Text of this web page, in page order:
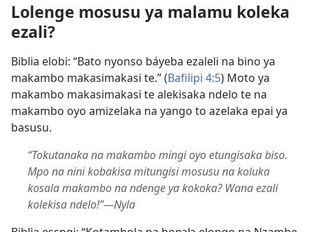
Lolenge mosusu ya malamu koleka
ezali?
Biblia elobi: “Bato nyonso báyeba ezaleli na bino ya
makambo makasimakasi te.” (Bafilipi 4:5) Moto ya
makambo makasimakasi te alekisaka ndelo te na
makambo oyo amizelaka na yango to azelaka epai ya
basusu.
“Tokutanaka na makambo mingi oyo etungisaka biso.
Mpo na nini kobakisa mitungisi mosusu na koluka
kosala makambo na ndenge ya kokoka? Wana ezali
kolekisa ndelo!”​—Nyla